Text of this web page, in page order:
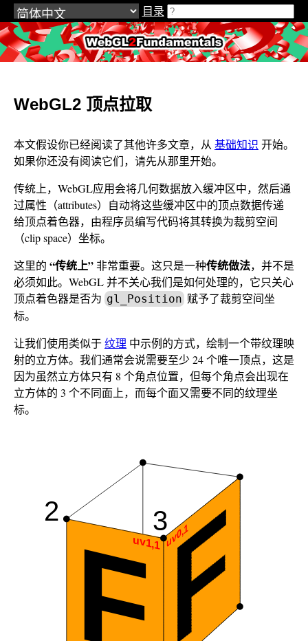
目录
WebGL2Fundamentals.org
WebGL2 顶点拉取
本文假设你已经阅读了其他许多文章，从 基础知识 开始。
如果你还没有阅读它们，请先从那里开始。
传统上，WebGL应用会将几何数据放入缓冲区中，然后通
过属性（attributes）自动将这些缓冲区中的顶点数据传递
给顶点着色器，由程序员编写代码将其转换为裁剪空间
（clip space）坐标。
这里的 “传统上”非常重要。这只是一种传统做法，并不是
必须如此。WebGL 并不关心我们是如何处理的，它只关心
顶点着色器是否为 gl_Position 赋予了裁剪空间坐
标。
让我们使用类似于纹理 中示例的方式，绘制一个带纹理映
射的立方体。我们通常会说需要至少 24 个唯一顶点，这是
因为虽然立方体只有 8 个角点位置，但每个角点会出现在
立方体的 3 个不同面上，而每个面又需要不同的纹理坐
标。